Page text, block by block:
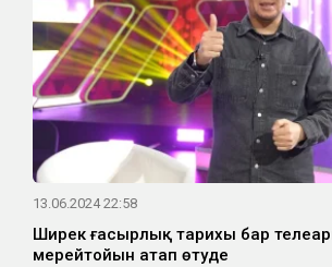
13.06.2024 22:58
Ширек ғасырлық тарихы бар
мерейтойын атап өтуде